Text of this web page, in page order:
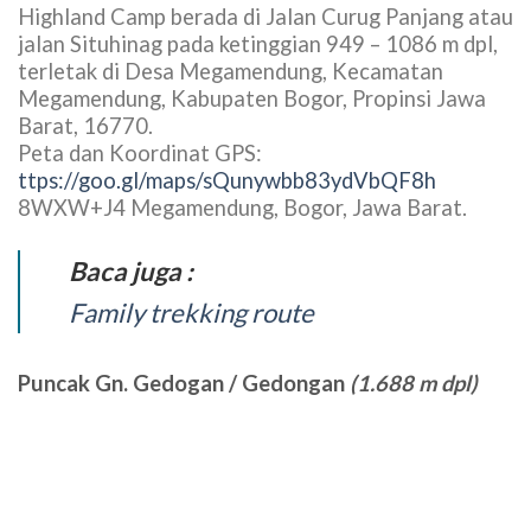
Puncak Bogor – Jawa Barat.
Lokasi Highland Camp :
Highland Camp berada di Jalan Curug Panjang atau
jalan Situhinag pada ketinggian 949 – 1086 m dpl,
terletak di Desa Megamendung, Kecamatan
Megamendung, Kabupaten Bogor, Propinsi Jawa
Barat, 16770.
Peta dan Koordinat GPS:
ttps://goo.gl/maps/sQunywbb83ydVbQF8h
8WXW+J4 Megamendung, Bogor, Jawa Barat.
Baca juga :